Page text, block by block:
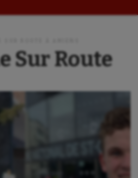
Sur Route